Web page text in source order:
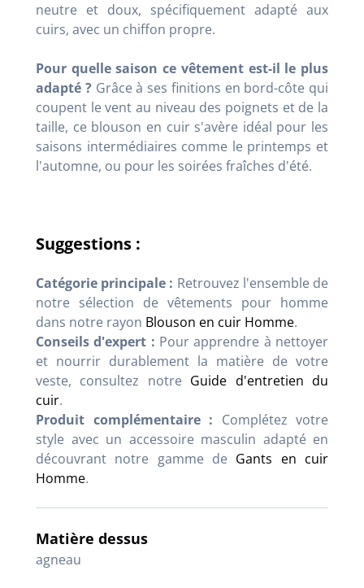
neutre et doux, spécifiquement adapté aux
cuirs, avec un chiffon propre.
Pour quelle saison ce vêtement est-il le plus
adapté ? Grâce à ses finitions en bord-côte qui
coupent le vent au niveau des poignets et de la
taille, ce blouson en cuir s'avère idéal pour les
saisons intermédiaires comme le printemps et
l'automne, ou pour les soirées fraîches d'été.
Suggestions :
Catégorie principale : Retrouvez l'ensemble de
notre sélection de vêtements pour homme
dans notre rayon Blouson en cuir Homme.
Conseils d'expert : Pour apprendre à nettoyer
et nourrir durablement la matière de votre
veste, consultez notre Guide d'entretien du
cuir.
Produit complémentaire : Complétez votre
style avec un accessoire masculin adapté en
découvrant notre gamme de Gants en cuir
Homme.
Matière dessus
agneau